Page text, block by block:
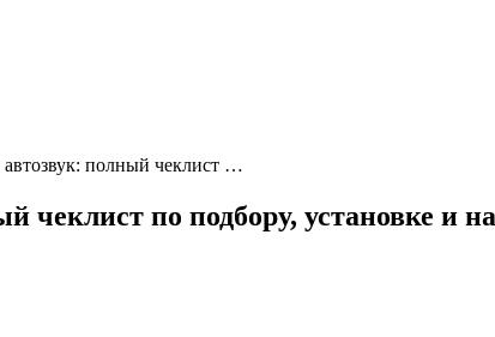
автозвук: полный чеклист …
чеклист по подбору, установке и